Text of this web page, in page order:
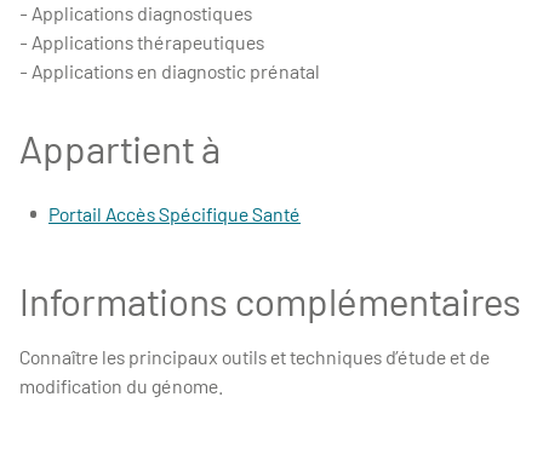
- Applications diagnostiques
- Applications thérapeutiques
- Applications en diagnostic prénatal
Appartient à
Portail Accès Spécifique Santé
Informations complémentaires
Connaître les principaux outils et techniques d’étude et de
modification du génome.